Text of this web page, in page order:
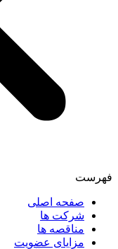
فهرست
صفحه اصلی
شرکت ها
مناقصه ها
مزایای عضویت